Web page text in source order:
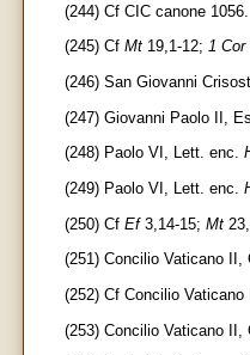
(244) Cf CIC canone 1056.
(245) Cf Mt 19,1-12; 1 Cor
(246) San Giovanni
(247) Giovanni Paolo II,
(248) Paolo VI, Lett. enc.
(249) Paolo VI, Lett. enc.
(250) Cf Ef 3,14-15; Mt
(251) Concilio Vaticano II,
(252) Cf Concilio
(253) Concilio Vaticano II,